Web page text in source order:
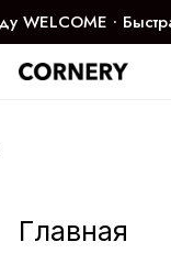
WELCOME ∙
дня
Главная